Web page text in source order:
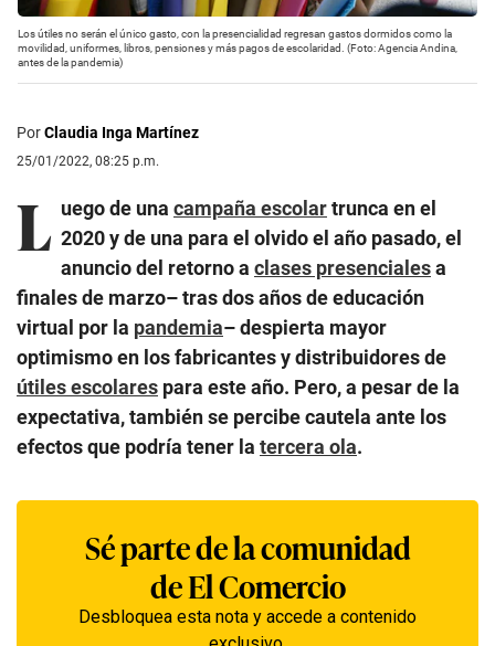
Los útiles no serán el único gasto, con la presencialidad regresan gastos dormidos como la
movilidad, uniformes, libros, pensiones y más pagos de escolaridad. (Foto: Agencia Andina,
antes de la pandemia)
PorClaudia Inga Martínez
25/01/2022, 08:25 p.m.
L uego de una campaña escolartrunca en el
2020 y de una para el olvido el año pasado, el
anuncio del retorno a clases presencialesa
finales de marzo– tras dos años de educación
virtual por la pandemia– despierta mayor
optimismo en los fabricantes y distribuidores de
útiles escolares para este año. Pero, a pesar de la
expectativa, también se percibe cautela ante los
efectos que podría tener la tercera ola.